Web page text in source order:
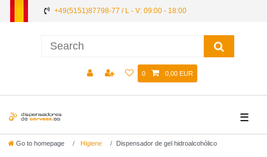
+49(5151)87798-77 / L - V: 09:00 - 18:00
0 0,00 EUR
☰
Go to homepage Higiene Dispensador de gel hidroalcohólico